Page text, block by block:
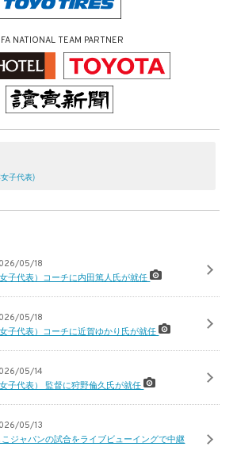
NATIONAL TEAM PARTNER
子代表)
05/18
子代表）コーチに内田篤人氏が就任
05/18
子代表）コーチに近賀ゆかり氏が就任
05/14
子代表） 監督に狩野倫久氏が就任
05/13
ジャパンの試合をライブビューイングで中継